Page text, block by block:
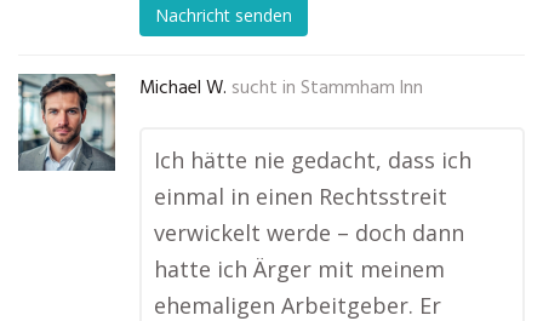
Nachricht senden
Michael W. sucht in Stammham Inn
Ich hätte nie gedacht, dass ich
einmal in einen Rechtsstreit
verwickelt werde – doch dann
hatte ich Ärger mit meinem
ehemaligen Arbeitgeber. Er